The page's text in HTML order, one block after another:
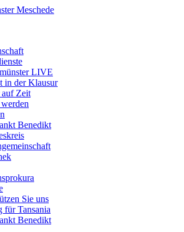
LIVE
in der Klausur
Zeit
Benedikt
Sie uns
für Tansania
Benedikt